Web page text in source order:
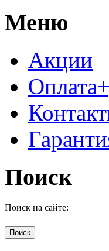
Меню
Акции
Поиск
Поиск на сайте: